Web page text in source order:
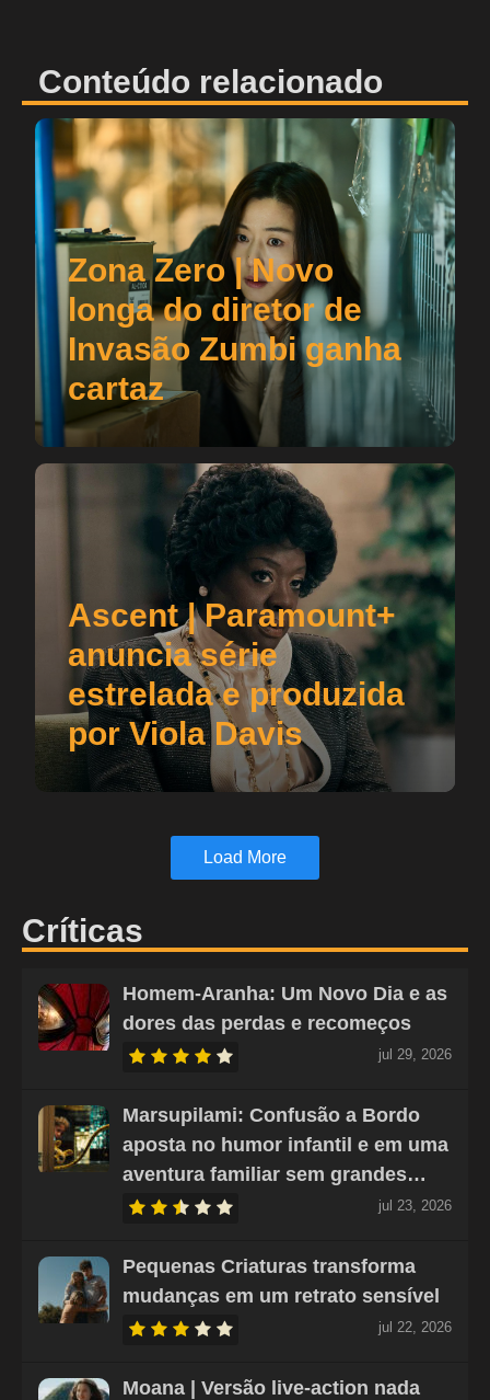
Conteúdo relacionado
Zona Zero | Novo
longa do diretor de
Invasão Zumbi ganha
cartaz
Ascent | Paramount+
anuncia série
estrelada e produzida
por Viola Davis
Load More
Críticas
Homem-Aranha: Um Novo Dia e as
dores das perdas e recomeços
jul 29, 2026
Marsupilami: Confusão a Bordo
aposta no humor infantil e em uma
aventura familiar sem grandes…
jul 23, 2026
Pequenas Criaturas transforma
mudanças em um retrato sensível
jul 22, 2026
Moana | Versão live-action nada